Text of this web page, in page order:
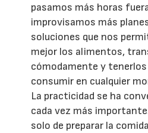
pasamos más horas
improvisamos más
soluciones que nos
mejor los alimentos,
cómodamente y
consumir en cualquier
La practicidad se ha
cada vez más
solo de preparar la